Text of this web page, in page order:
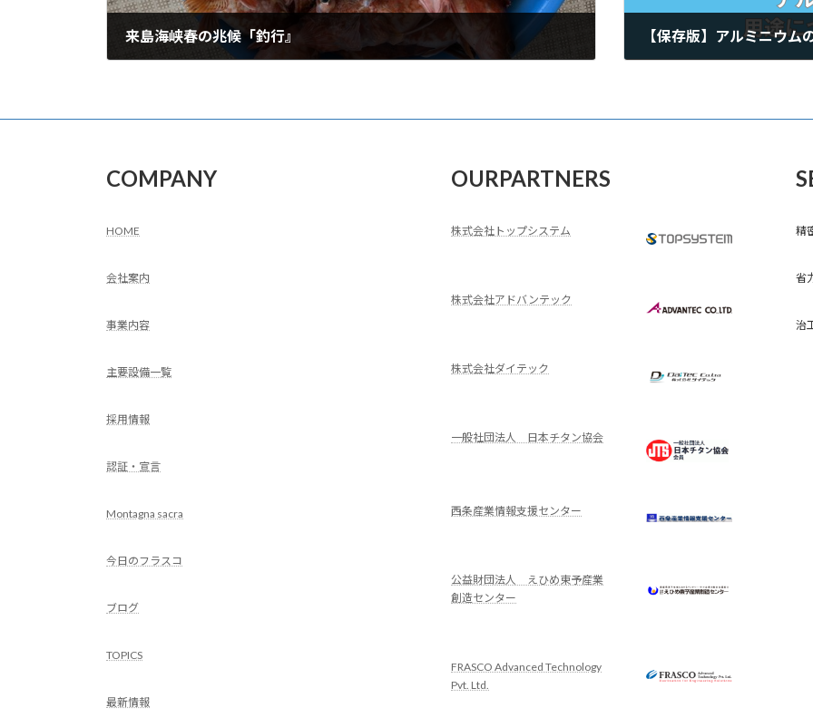
来島海峡春の兆候「釣行』 【保存版】アルミニウ
COMPANY
HOME
会社案内
事業内容
主要設備一覧
採用情報
認証・宣言
Montagna sacra
今日のフラスコ
ブログ
TOPICS
最新情報
OURPARTNERS
株式会社トップシステム
株式会社アドバンテック
株式会社ダイテック
一般社団法人 日本チタン協会
西条産業情報支援センター
公益財団法人 えひめ東予産業
創造センター
FRASCO Advanced Technology
Pvt. Ltd.
精
省
治